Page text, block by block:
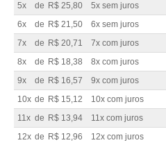
5x
de R$ 25,80 5x sem juros
6x
de R$ 21,50 6x sem juros
7x
de R$ 20,71 7x com juros
8x
de R$ 18,38 8x com juros
9x
de R$ 16,57 9x com juros
10x de R$ 15,12 10x com juros
11x de R$ 13,94 11x com juros
12x de R$ 12,96 12x com juros